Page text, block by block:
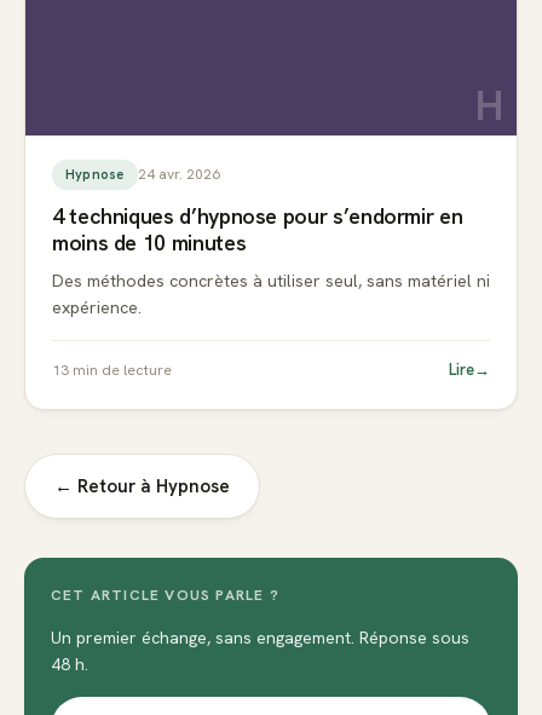
H
Hypnose 24 avr. 2026
4 techniques d’hypnose pour s’endormir en
moins de 10 minutes
Des méthodes concrètes à utiliser seul, sans matériel ni
expérience.
13 min de lecture Lire→
← Retour à Hypnose
CET ARTICLE VOUS PARLE ?
Un premier échange, sans engagement. Réponse sous
48 h.